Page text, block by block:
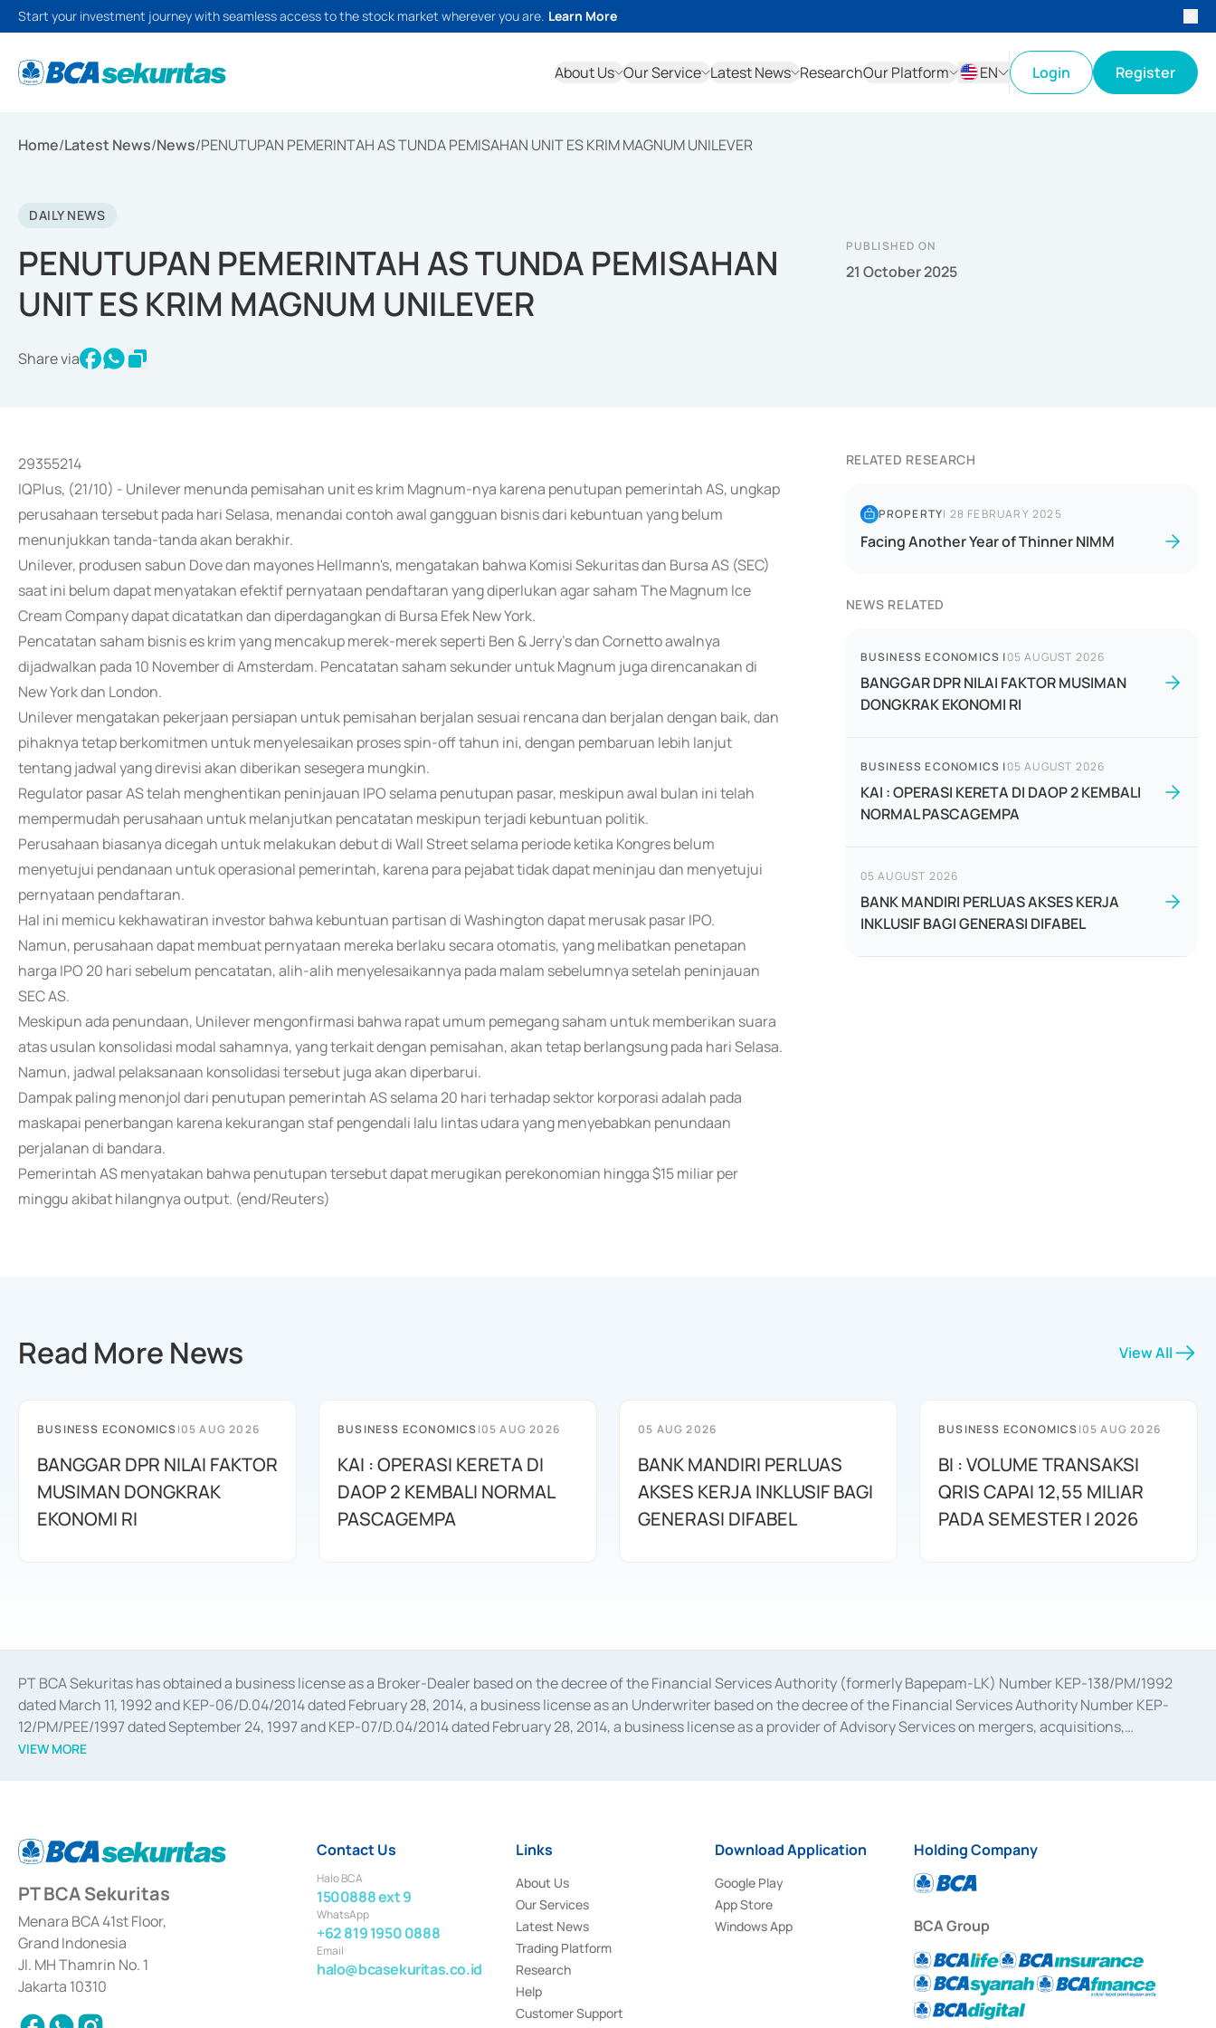
Start your investment journey with seamless access to the stock market wherever you are. Learn More
About Us Our Service Latest News ResearchOur Platform
EN
Login Register
Home/Latest News/News/PENUTUPAN PEMERINTAH AS TUNDA PEMISAHAN UNIT ES KRIM MAGNUM UNILEVER
DAILY NEWS
PENUTUPAN PEMERINTAH AS TUNDA PEMISAHAN
UNIT ES KRIM MAGNUM UNILEVER
Share via
PUBLISHED ON
21 October 2025
29355214
IQPlus, (21/10) - Unilever menunda pemisahan unit es krim Magnum-nya karena penutupan pemerintah AS, ungkap
perusahaan tersebut pada hari Selasa, menandai contoh awal gangguan bisnis dari kebuntuan yang belum
menunjukkan tanda-tanda akan berakhir.
Unilever, produsen sabun Dove dan mayones Hellmann's, mengatakan bahwa Komisi Sekuritas dan Bursa AS (SEC)
saat ini belum dapat menyatakan efektif pernyataan pendaftaran yang diperlukan agar saham The Magnum Ice
Cream Company dapat dicatatkan dan diperdagangkan di Bursa Efek New York.
Pencatatan saham bisnis es krim yang mencakup merek-merek seperti Ben & Jerry's dan Cornetto awalnya
dijadwalkan pada 10 November di Amsterdam. Pencatatan saham sekunder untuk Magnum juga direncanakan di
New York dan London.
Unilever mengatakan pekerjaan persiapan untuk pemisahan berjalan sesuai rencana dan berjalan dengan baik, dan
pihaknya tetap berkomitmen untuk menyelesaikan proses spin-off tahun ini, dengan pembaruan lebih lanjut
tentang jadwal yang direvisi akan diberikan sesegera mungkin.
Regulator pasar AS telah menghentikan peninjauan IPO selama penutupan pasar, meskipun awal bulan ini telah
mempermudah perusahaan untuk melanjutkan pencatatan meskipun terjadi kebuntuan politik.
Perusahaan biasanya dicegah untuk melakukan debut di Wall Street selama periode ketika Kongres belum
menyetujui pendanaan untuk operasional pemerintah, karena para pejabat tidak dapat meninjau dan menyetujui
pernyataan pendaftaran.
Hal ini memicu kekhawatiran investor bahwa kebuntuan partisan di Washington dapat merusak pasar IPO.
Namun, perusahaan dapat membuat pernyataan mereka berlaku secara otomatis, yang melibatkan penetapan
harga IPO 20 hari sebelum pencatatan, alih-alih menyelesaikannya pada malam sebelumnya setelah peninjauan
SEC AS.
Meskipun ada penundaan, Unilever mengonfirmasi bahwa rapat umum pemegang saham untuk memberikan suara
atas usulan konsolidasi modal sahamnya, yang terkait dengan pemisahan, akan tetap berlangsung pada hari Selasa.
Namun, jadwal pelaksanaan konsolidasi tersebut juga akan diperbarui.
Dampak paling menonjol dari penutupan pemerintah AS selama 20 hari terhadap sektor korporasi adalah pada
maskapai penerbangan karena kekurangan staf pengendali lalu lintas udara yang menyebabkan penundaan
perjalanan di bandara.
Pemerintah AS menyatakan bahwa penutupan tersebut dapat merugikan perekonomian hingga $15 miliar per
minggu akibat hilangnya output. (end/Reuters)
RELATED RESEARCH
PROPERTY| 28 FEBRUARY 2025
Facing Another Year of Thinner NIMM
NEWS RELATED
BUSINESS ECONOMICS |05 AUGUST 2026
BANGGAR DPR NILAI FAKTOR MUSIMAN
DONGKRAK EKONOMI RI
BUSINESS ECONOMICS |05 AUGUST 2026
KAI : OPERASI KERETA DI DAOP 2 KEMBALI
NORMAL PASCAGEMPA
05 AUGUST 2026
BANK MANDIRI PERLUAS AKSES KERJA
INKLUSIF BAGI GENERASI DIFABEL
Read More News View All
BUSINESS ECONOMICS|05 AUG 2026
BANGGAR DPR NILAI FAKTOR
MUSIMAN DONGKRAK
EKONOMI RI
BUSINESS ECONOMICS|05 AUG 2026
KAI : OPERASI KERETA DI
DAOP 2 KEMBALI NORMAL
PASCAGEMPA
05 AUG 2026
BANK MANDIRI PERLUAS
AKSES KERJA INKLUSIF BAGI
GENERASI DIFABEL
BUSINESS ECONOMICS|05 AUG 2026
BI : VOLUME TRANSAKSI
QRIS CAPAI 12,55 MILIAR
PADA SEMESTER I 2026
PT BCA Sekuritas has obtained a business license as a Broker-Dealer based on the decree of the Financial Services Authority (formerly Bapepam-LK) Number KEP-138/PM/1992
dated March 11, 1992 and KEP-06/D.04/2014 dated February 28, 2014, a business license as an Underwriter based on the decree of the Financial Services Authority Number KEP-
12/PM/PEE/1997 dated September 24, 1997 and KEP-07/D.04/2014 dated February 28, 2014, a business license as a provider of Advisory Services on mergers, acquisitions,
divestments, and joint ventures based on the decree of the Financial Services Authority Number S-67/PM.21/2014 dated February 28, 2014, a business license as a provider of
Settlement of Commercial Paper Transactions whose license was issued in 2018.
VIEW MORE
PT BCA Sekuritas
Menara BCA 41st Floor,
Grand Indonesia
Jl. MH Thamrin No. 1
Jakarta 10310
Contact Us
Halo BCA
1500888 ext 9
WhatsApp
+62 819 1950 0888
Email
halo@bcasekuritas.co.id
Links
About Us
Our Services
Latest News
Trading Platform
Research
Help
Customer Support
Download Application
Google Play
App Store
Windows App
Holding Company
BCA Group